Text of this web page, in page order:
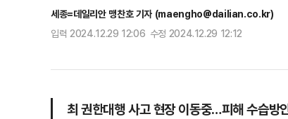
세종=데일리안 맹찬호 기자 (maengho@dailian.co.kr)
입력 2024.12.29 12:06 수정 2024.12.29 12:12
최 권한대행 사고 현장 이동중…피해 수습방